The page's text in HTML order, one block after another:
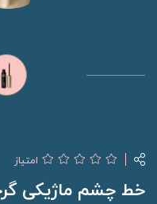
امتیاز
خط چشم ماژیکی